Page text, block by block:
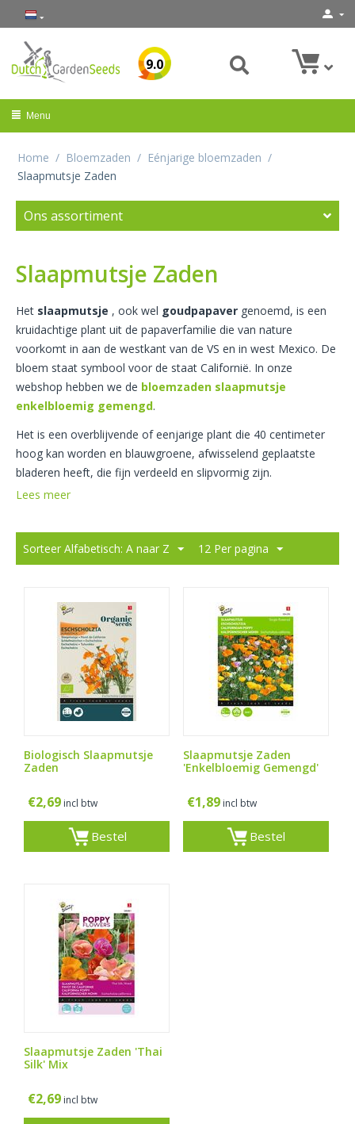
9.0
Menu
Home / Bloemzaden / Eénjarige bloemzaden /
Slaapmutsje Zaden
Ons assortiment
Slaapmutsje Zaden
Het slaapmutsje , ook wel goudpapaver genoemd, is een
kruidachtige plant uit de papaverfamilie die van nature
voorkomt in aan de westkant van de VS en in west Mexico. De
bloem staat symbool voor de staat Californië. In onze
webshop hebben we de bloemzaden slaapmutsje
enkelbloemig gemengd.
Het is een overblijvende of eenjarige plant die 40 centimeter
hoog kan worden en blauwgroene, afwisselend geplaatste
bladeren heeft, die fijn verdeeld en slipvormig zijn.
Lees meer
Sorteer Alfabetisch: A naar Z 12 Per pagina
Biologisch Slaapmutsje
Zaden
€2,69 incl btw
Bestel
Slaapmutsje Zaden
'Enkelbloemig Gemengd'
€1,89 incl btw
Bestel
Slaapmutsje Zaden 'Thai
Silk' Mix
€2,69 incl btw